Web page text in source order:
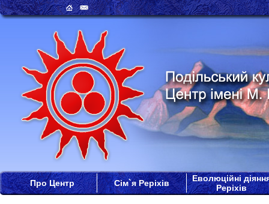
Про Центр Сім`я Реріхів
Еволюційні
Реріхів